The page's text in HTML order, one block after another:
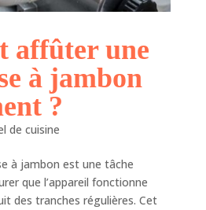
affûter une
à jambon
?
de cuisine
à jambon est une tâche
que l’appareil fonctionne
des tranches régulières. Cet